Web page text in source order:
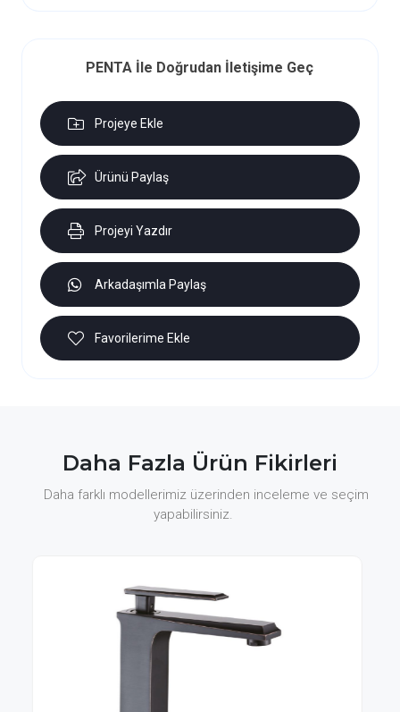
PENTA İle Doğrudan İletişime Geç
Projeye Ekle
Ürünü Paylaş
Projeyi Yazdır
Arkadaşımla Paylaş
Favorilerime Ekle
Daha Fazla Ürün Fikirleri
Daha farklı modellerimiz üzerinden inceleme ve seçim
yapabilirsiniz.